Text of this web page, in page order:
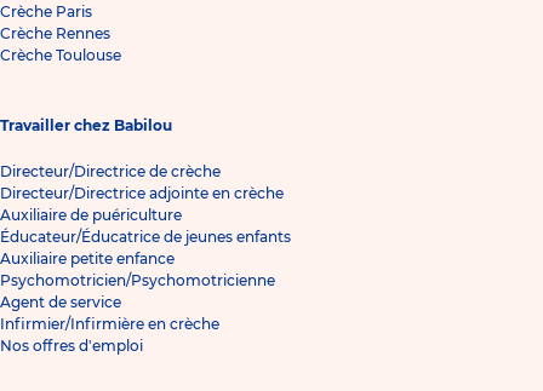
Crèche Paris
Crèche Rennes
Crèche Toulouse
Travailler chez Babilou
Directeur/Directrice de crèche
Directeur/Directrice adjointe en crèche
Auxiliaire de puériculture
Éducateur/Éducatrice de jeunes enfants
Auxiliaire petite enfance
Psychomotricien/Psychomotricienne
Agent de service
Infirmier/Infirmière en crèche
Nos offres d'emploi